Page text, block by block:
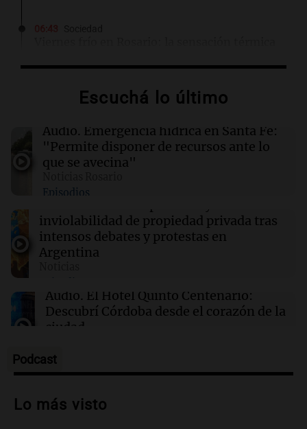
Radioinforme 3
bombera cerca del Mercado de Abasto
06:27 Mundo
minorista ruso en los Urales tras reciente
06:05 Política y Economía
Senado: el Gobierno aprobó la ley de
propiedad privada, pero tuvo que quitar otro
capítulo
Escuchá lo último
Audio. Emergencia hídrica en Santa Fe:
"Permite disponer de recursos ante lo
que se avecina"
Episodios
inviolabilidad de propiedad privada tras
intensos debates y protestas en
Argentina
Audio. El Hotel Quinto Centenario:
Descubrí Córdoba desde el corazón de la
ciudad
Episodios
celebración de San Cayetano en Rosario
Podcast
Lo más visto